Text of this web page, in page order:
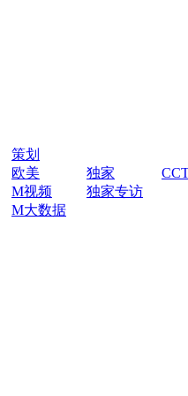
策划
欧美 独家
M视频
独家专访
M大数据